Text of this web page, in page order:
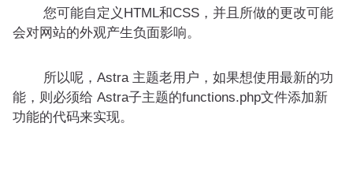
您可能自定义HTML和CSS，并且所做的更改可能
会对网站的外观产生负面影响。
所以呢，Astra 主题老用户，如果想使用最新的功
能，则必须给 Astra子主题的functions.php文件添加新
功能的代码来实现。